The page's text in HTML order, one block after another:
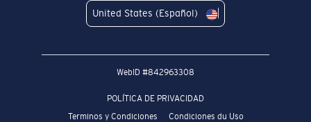
United States (Español)
WebID #842963308
POLÍTICA DE PRIVACIDAD
Terminos y Condiciones
Condiciones du Uso